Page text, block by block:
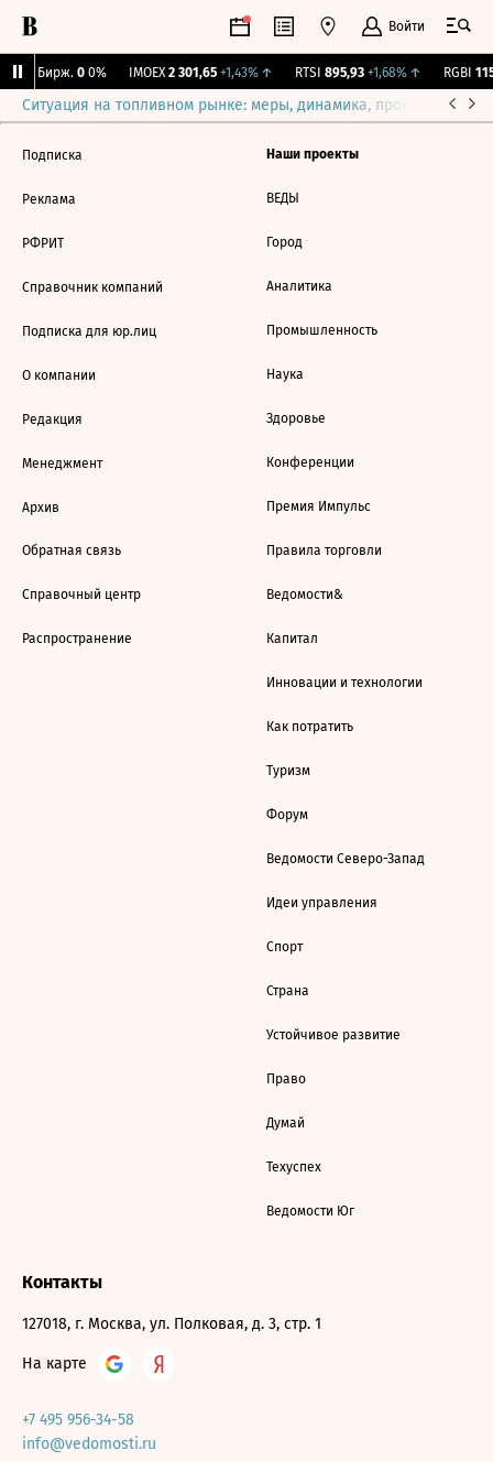
Войти
CNY Бирж. 0 0% IMOEX 2 301,65 +1,43%↑ RTSI 895,93 +1,68%↑ RGBI
Ситуация на топливном рынке: меры, динамика, прогнозы
Подписка
Реклама
РФРИТ
Справочник компаний
Подписка для юр.лиц
О компании
Редакция
Менеджмент
Архив
Обратная связь
Справочный центр
Распространение
Наши проекты
ВЕДЫ
Город
Аналитика
Промышленность
Наука
Здоровье
Конференции
Премия Импульс
Правила торговли
Ведомости&
Капитал
Инновации и технологии
Как потратить
Туризм
Форум
Ведомости Северо-Запад
Идеи управления
Спорт
Страна
Устойчивое развитие
Право
Думай
Техуспех
Ведомости Юг
Контакты
127018, г. Москва, ул. Полковая, д. 3, стр. 1
На карте
+7 495 956-34-58
info@vedomosti.ru